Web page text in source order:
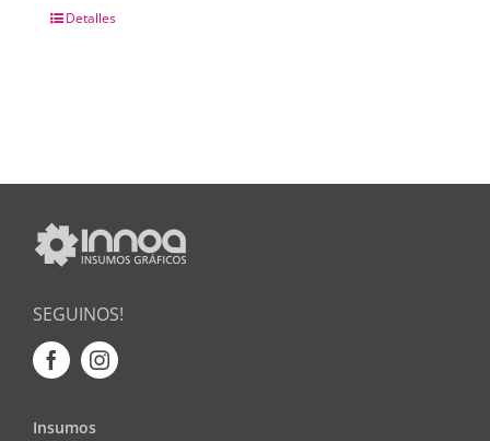
Detalles
SEGUINOS!
Insumos